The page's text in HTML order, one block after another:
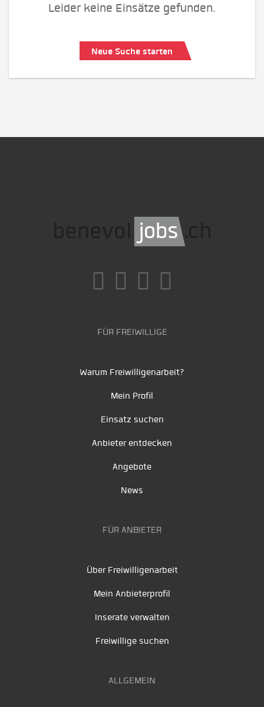
Leider keine Einsätze gefunden.
Neue Suche starten
FÜR FREIWILLIGE
Warum Freiwilligenarbeit?
Mein Profil
Einsatz suchen
Anbieter entdecken
Angebote
News
FÜR ANBIETER
Über Freiwilligenarbeit
Mein Anbieterprofil
Inserate verwalten
Freiwillige suchen
ALLGEMEIN